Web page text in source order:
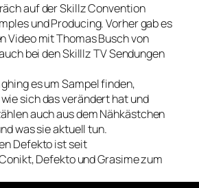
auf der Skillz Convention
und Producing. Vorher gab es
Video mit Thomas Busch von
bei den Skilllz TV Sendungen
es um Sampel finden,
sich das verändert hat und
auch aus dem Nähkästchen
was sie aktuell tun.
Defekto ist seit
Defekto und Grasime zum